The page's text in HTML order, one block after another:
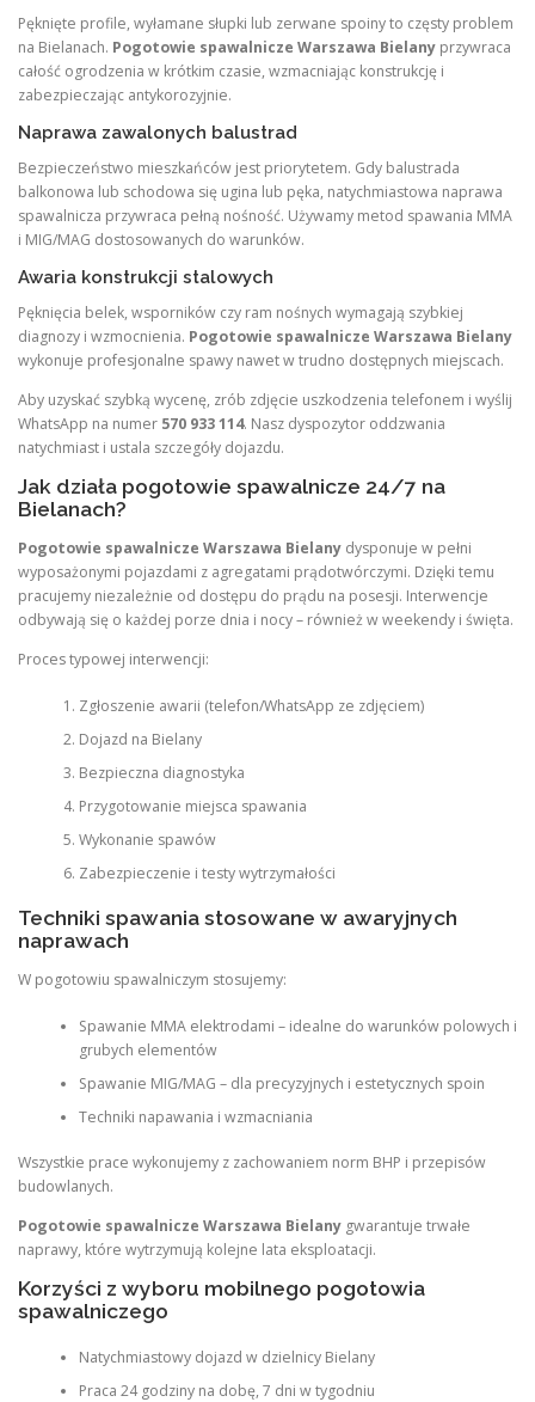
Pęknięte profile, wyłamane słupki lub zerwane spoiny to częsty problem
na Bielanach. Pogotowie spawalnicze Warszawa Bielany przywraca
całość ogrodzenia w krótkim czasie, wzmacniając konstrukcję i
zabezpieczając antykorozyjnie.
Naprawa zawalonych balustrad
Bezpieczeństwo mieszkańców jest priorytetem. Gdy balustrada
balkonowa lub schodowa się ugina lub pęka, natychmiastowa naprawa
spawalnicza przywraca pełną nośność. Używamy metod spawania MMA
i MIG/MAG dostosowanych do warunków.
Awaria konstrukcji stalowych
Pęknięcia belek, wsporników czy ram nośnych wymagają szybkiej
diagnozy i wzmocnienia. Pogotowie spawalnicze Warszawa Bielany
wykonuje profesjonalne spawy nawet w trudno dostępnych miejscach.
Aby uzyskać szybką wycenę, zrób zdjęcie uszkodzenia telefonem i wyślij
WhatsApp na numer 570 933 114. Nasz dyspozytor oddzwania
natychmiast i ustala szczegóły dojazdu.
Jak działa pogotowie spawalnicze 24/7 na
Bielanach?
Pogotowie spawalnicze Warszawa Bielany dysponuje w pełni
wyposażonymi pojazdami z agregatami prądotwórczymi. Dzięki temu
pracujemy niezależnie od dostępu do prądu na posesji. Interwencje
odbywają się o każdej porze dnia i nocy – również w weekendy i święta.
Proces typowej interwencji:
Zgłoszenie awarii (telefon/WhatsApp ze zdjęciem)
Dojazd na Bielany
Bezpieczna diagnostyka
Przygotowanie miejsca spawania
Wykonanie spawów
Zabezpieczenie i testy wytrzymałości
Techniki spawania stosowane w awaryjnych
naprawach
W pogotowiu spawalniczym stosujemy:
Spawanie MMA elektrodami – idealne do warunków polowych i
grubych elementów
Spawanie MIG/MAG – dla precyzyjnych i estetycznych spoin
Techniki napawania i wzmacniania
Wszystkie prace wykonujemy z zachowaniem norm BHP i przepisów
budowlanych.
Pogotowie spawalnicze Warszawa Bielany gwarantuje trwałe
naprawy, które wytrzymują kolejne lata eksploatacji.
Korzyści z wyboru mobilnego pogotowia
spawalniczego
Natychmiastowy dojazd w dzielnicy Bielany
Praca 24 godziny na dobę, 7 dni w tygodniu